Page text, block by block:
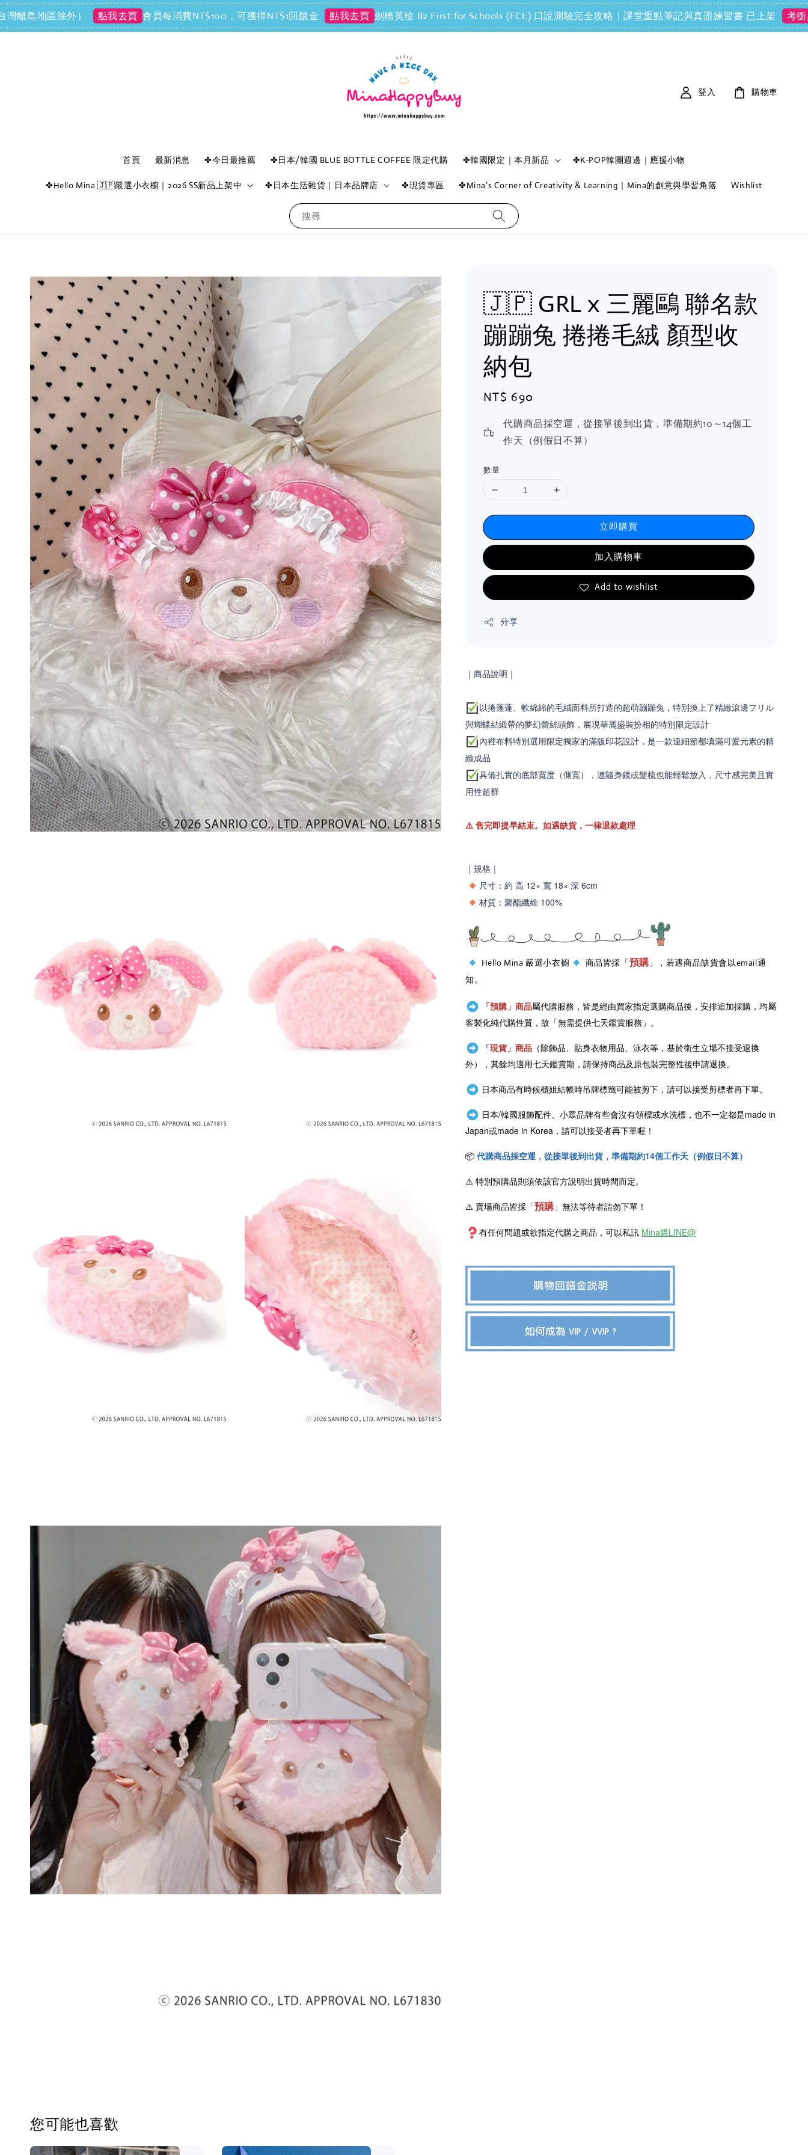
區除外） 點我去買 會員每消費NT$100，可獲得NT$1回饋金 點我去買 劍橋英檢 B2 First for Schools (FCE) 口說測驗完全攻略｜課堂重點筆記與真題練習書 已上架 考衝必備
搜尋
首頁 最新消息 ✤今日最推薦 ✤日本/韓國 BLUE BOTTLE COFFEE 限定代購 ✤韓國限定｜本月新品 ✤K-POP韓團週邊｜應援小物
✤Hello Mina 🇯🇵嚴選小衣櫥｜2026 SS新品上架中 ✤日本生活雜貨｜日本品牌店 ✤現貨專區 ✤Mina’s Corner of Creativity & Learning｜Mina的創意與學習角落 Wishlist
登入 購物車
🇯🇵 GRL x 三麗鷗 聯名款
蹦蹦兔 捲捲毛絨 顏型收
納包
Regular
price
NT$ 690
代購商品採空運，從接單後到出貨，準備期約10～14個工
作天（例假日不算）
數量
立即購買
加入購物車
Add to wishlist
分享
｜商品說明｜
以捲蓬蓬、軟綿綿的毛絨面料所打造的超萌蹦蹦兔，特別換上了精緻滾邊フリル
與蝴蝶結緞帶的夢幻蕾絲頭飾，展現華麗盛裝扮相的特別限定設計
內裡布料特別選用限定獨家的滿版印花設計，是一款連細節都填滿可愛元素的精
緻成品
具備扎實的底部寬度（側寬），連隨身鏡或髮梳也能輕鬆放入，尺寸感完美且實
用性超群
⚠️售完即提早結束。如遇缺貨，一律退款處理
｜規格｜
尺寸： 約 高 12× 寬 18× 深 6cm
材質： 聚酯纖維 100%
Hello Mina 嚴選小衣櫥 商品皆採「預購」，若遇商品缺貨會以email通
知。
「預購」商品屬代購服務，皆是經由買家指定選購商品後，安排追加採購，均屬
客製化純代購性質，故「無需提供七天鑑賞服務」。
「現貨」商品（除飾品、貼身衣物用品、泳衣等，基於衛生立場不接受退換
外），其餘均適用七天鑑賞期，請保持商品及原包裝完整性後申請退換。
日本商品有時候櫃姐結帳時吊牌標籤可能被剪下，請可以接受剪標者再下單。
日本/韓國服飾配件、小眾品牌有些會沒有領標或水洗標，也不一定都是made in
Japan或made in Korea，請可以接受者再下單喔！
📦代購商品採空運，從接單後到出貨，準備期約14個工作天（例假日不算）
⚠️特別預購品則須依該官方說明出貨時間而定。
⚠️ 賣場商品皆採 「預購 」無法等待者請勿下單！
有任何問題或欲指定代購之商品，可以私訊 Mina醬LINE@
您可能也喜歡